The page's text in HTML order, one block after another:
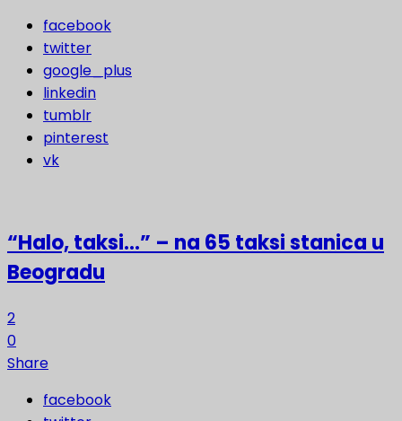
facebook
twitter
google_plus
linkedin
tumblr
pinterest
vk
“Halo, taksi…” – na 65 taksi stanica u
Beogradu
2
0
Share
facebook